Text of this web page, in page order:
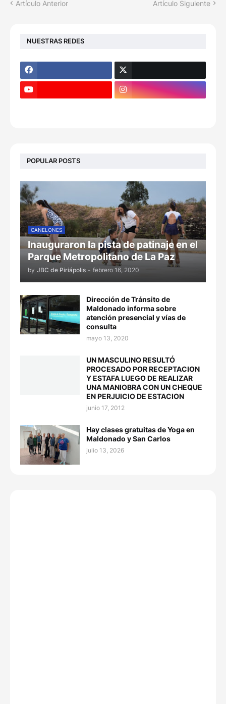
Artículo Anterior Artículo Siguiente
NUESTRAS REDES
POPULAR POSTS
CANELONES
Inauguraron la pista de patinaje en el
Parque Metropolitano de La Paz
by JBC de Piriápolis - febrero 16, 2020
Dirección de Tránsito de
Maldonado informa sobre
atención presencial y vías de
consulta
mayo 13, 2020
UN MASCULINO RESULTÓ
PROCESADO POR RECEPTACION
Y ESTAFA LUEGO DE REALIZAR
UNA MANIOBRA CON UN CHEQUE
EN PERJUICIO DE ESTACION
junio 17, 2012
Hay clases gratuitas de Yoga en
Maldonado y San Carlos
julio 13, 2026